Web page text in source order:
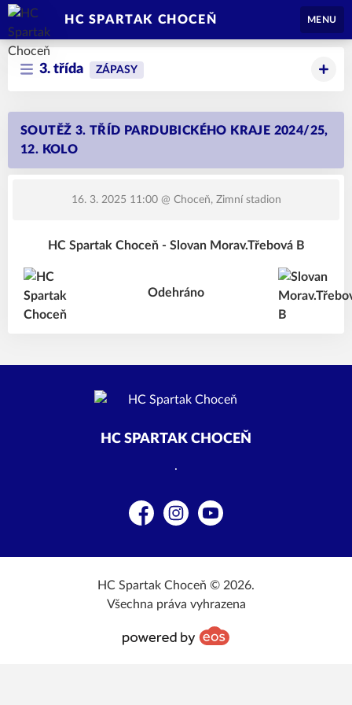
HC SPARTAK CHOCEŇ MENU
3. třída ZÁPASY
SOUTĚŽ 3. TŘÍD PARDUBICKÉHO KRAJE 2024/25,
12. KOLO
16. 3. 2025 11:00@ Choceň, Zimní stadion
HC Spartak Choceň - Slovan Morav.Třebová B
Odehráno
HC SPARTAK CHOCEŇ
.
FacebookInstagramYouTube
HC Spartak Choceň © 2026.
Všechna práva vyhrazena